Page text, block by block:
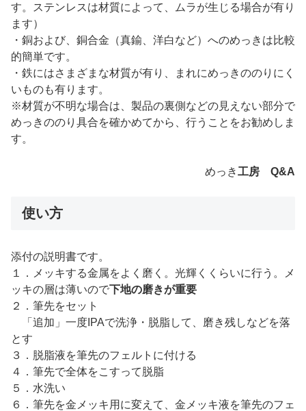
す。ステンレスは材質によって、ムラが生じる場合が有り
ます）
・銅および、銅合金（真鍮、洋白など）へのめっきは比較
的簡単です。
・鉄にはさまざまな材質が有り、まれにめっきののりにく
いものも有ります。
※材質が不明な場合は、製品の裏側などの見えない部分で
めっきののり具合を確かめてから、行うことをお勧めしま
す。
めっき工房 Q&A
使い方
添付の説明書です。
１．メッキする金属をよく磨く。光輝くくらいに行う。メ
ッキの層は薄いので下地の磨きが重要
２．筆先をセット
「追加」一度IPAで洗浄・脱脂して、磨き残しなどを落
とす
３．脱脂液を筆先のフェルトに付ける
４．筆先で全体をこすって脱脂
５．水洗い
６．筆先を金メッキ用に変えて、金メッキ液を筆先のフェ